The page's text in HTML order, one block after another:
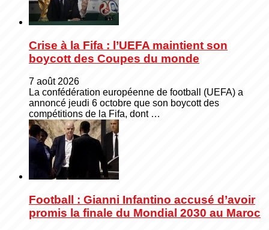
Crise à la Fifa : l’UEFA maintient son
boycott des Coupes du monde
7 août 2026
La confédération européenne de football (UEFA) a
annoncé jeudi 6 octobre que son boycott des
compétitions de la Fifa, dont …
Football : Gianni Infantino accusé d’avoir
promis la finale du Mondial 2030 au Maroc